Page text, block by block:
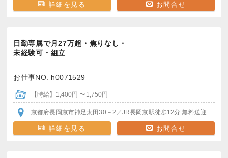
詳細を見る お問合せ
日勤専属で月27万超・焦りなし・
未経験可・組立
お仕事NO. h0071529
【時給】1,400円 〜1,750円
京都府長岡京市神足太田30－2 ／JR長岡京駅徒歩12分 無料送迎バスで5分
詳細を見る お問合せ